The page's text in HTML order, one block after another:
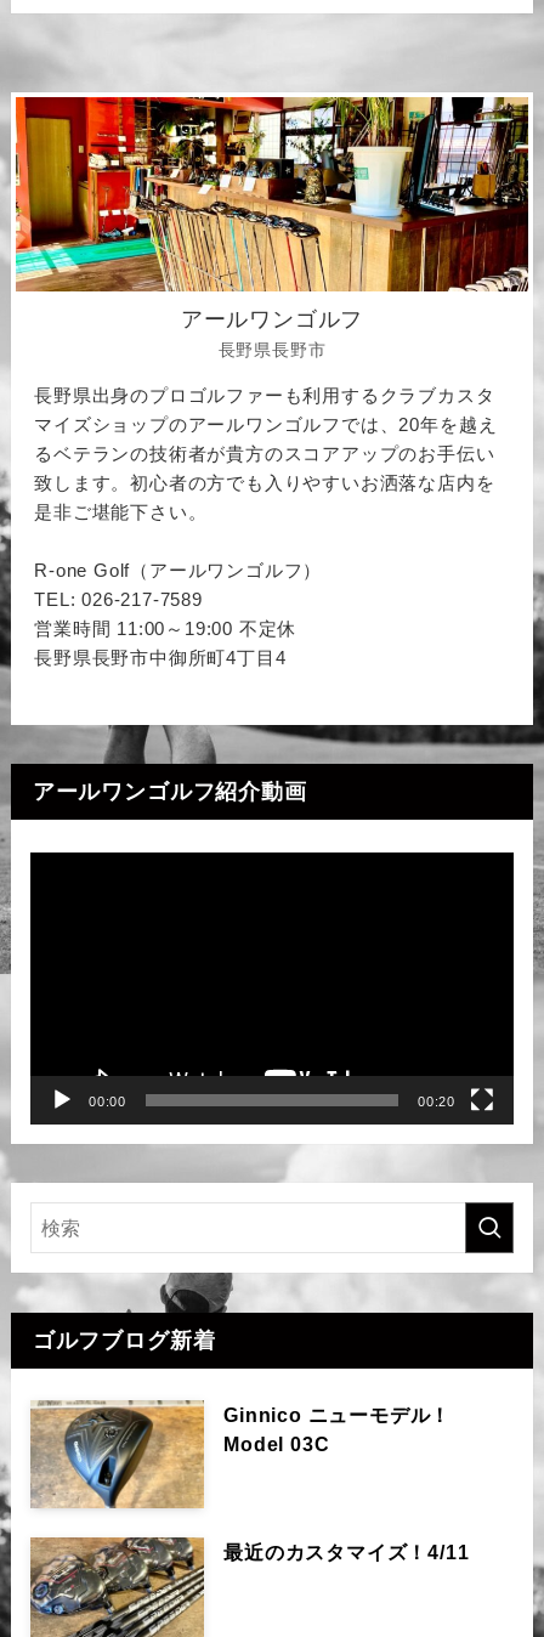
アールワンゴルフ
長野県長野市
長野県出身のプロゴルファーも利用するクラブカスタ
マイズショップのアールワンゴルフでは、20年を越え
るベテランの技術者が貴方のスコアアップのお手伝い
致します。初心者の方でも入りやすいお洒落な店内を
是非ご堪能下さい。
R-one Golf（アールワンゴルフ）
TEL: 026-217-7589
営業時間 11:00～19:00 不定休
長野県長野市中御所町4丁目4
アールワンゴルフ紹介動画
00:00 00:20
ゴルフブログ新着
Ginnico ニューモデル！
Model 03C
最近のカスタマイズ！4/11